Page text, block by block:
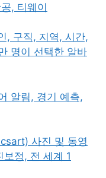
, 티웨이
, 구직, 지역, 시간,
명이 선택한 알바
알림, 경기 예측,
사진 및 동영
정, 전 세계 1